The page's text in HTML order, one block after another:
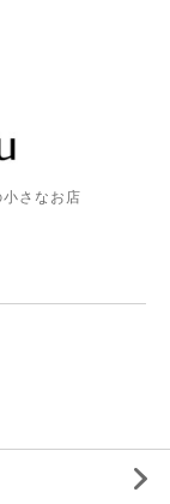
さなお店